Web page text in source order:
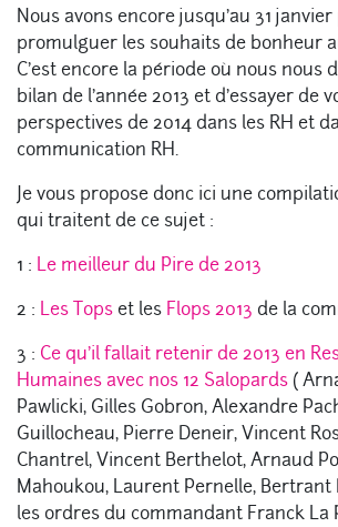
Nous avons encore jusqu’au 31
promulguer les souhaits de bonheur
C’est encore la période où nous nous
bilan de l’année 2013 et d’essayer de
perspectives de 2014 dans les RH et
communication RH.
Je vous propose donc ici une
qui traitent de ce sujet :
1 : Le meilleur du Pire de 2013
2 : Les Tops et les Flops 2013 de la
3 : Ce qu’il fallait retenir de 2013 en
Humaines avec nos 12 Salopards (
Pawlicki, Gilles Gobron, Alexandre
Guillocheau, Pierre Deneir, Vincent
Chantrel, Vincent Berthelot, Arnaud
Mahoukou, Laurent Pernelle,
les ordres du commandant Franck La